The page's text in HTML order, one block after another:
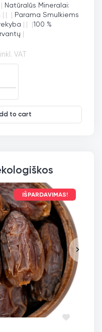
| Natūralūs Mineralai:
| | | Parama Smulkiems
| | |100 %
|
inkl. VAT
to cart
IŠPARDAVIMAS!